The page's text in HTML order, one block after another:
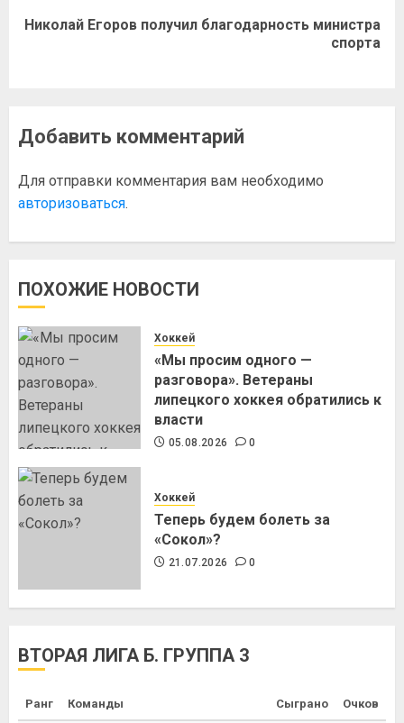
Николай Егоров получил благодарность министра
спорта
Добавить комментарий
Для отправки комментария вам необходимо
авторизоваться.
ПОХОЖИЕ НОВОСТИ
Хоккей
«Мы просим одного —
разговора». Ветераны
липецкого хоккея обратились к
власти
05.08.2026 0
Хоккей
Теперь будем болеть за
«Сокол»?
21.07.2026 0
ВТОРАЯ ЛИГА Б. ГРУППА 3
Ранг Команды Сыграно Очков